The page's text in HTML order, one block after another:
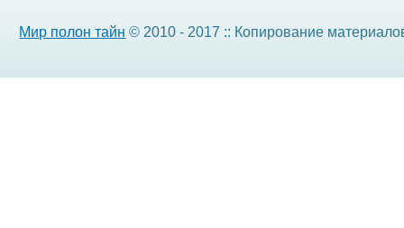
Мир полон тайн © 2010 - 2017 :: Копирование